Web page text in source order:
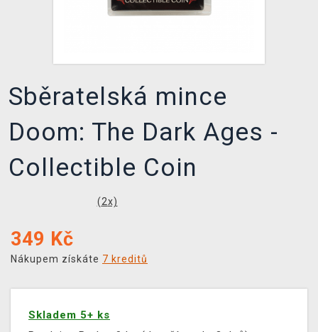
Sběratelská mince
Doom: The Dark Ages -
Collectible Coin
(2x)
349 Kč
Nákupem získáte 7 kreditů
Skladem 5+ ks